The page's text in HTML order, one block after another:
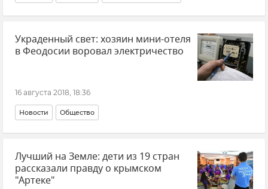
Украденный свет: хозяин мини-отеля
в Феодосии воровал электричество
16 августа 2018, 18:36
Новости Общество
Лучший на Земле: дети из 19 стран
рассказали правду о крымском
"Артеке"